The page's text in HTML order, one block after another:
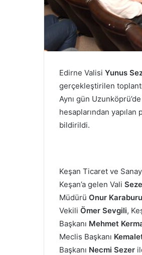
Edirne Valisi Yunus
gerçekleştirilen
Aynı gün
hesaplarından
bildirildi.
Keşan Ticaret ve
Keşan’a gelen Vali
Müdürü Onur
Vekili Ömer Sevgili,
Başkanı Mehmet
Meclis Başkanı
Başkanı Necmi Sezer